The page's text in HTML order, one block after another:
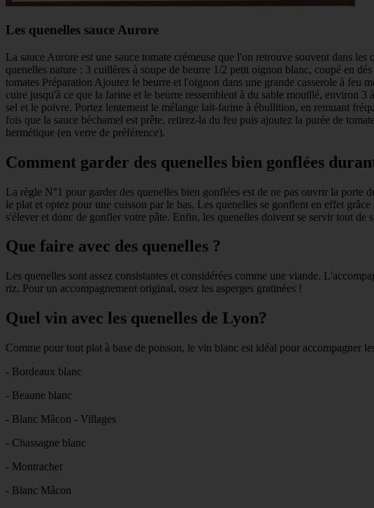
Les quenelles sauce Aurore
La sauce Aurore est une sauce tomate crémeuse que l'on retrouve souvent dans
quenelles nature : 3 cuillères à soupe de beurre 1/2 petit oignon blanc, coupé en
tomates Préparation Ajoutez le beurre et l'oignon dans une grande casserole à
cuire jusqu'à ce que la farine et le beurre ressemblent à du sable mouillé, environ
sel et le poivre. Portez lentement le mélange lait-farine à ébullition, en remuant
fois que la sauce béchamel est prête, retirez-la du feu puis ajoutez la purée de
hermétique (en verre de préférence).
Comment garder des quenelles bien gonflées
La règle N°1 pour garder des quenelles bien gonflées est de ne pas ouvrir la
le plat et optez pour une cuisson par le bas. Les quenelles se gonflent en effet
s'élever et donc de gonfler votre pâte. Enfin, les quenelles doivent se servir tout de
Que faire avec des quenelles ?
Les quenelles sont assez consistantes et considérées comme une viande.
riz. Pour un accompagnement original, osez les asperges gratinées !
Quel vin avec les quenelles de Lyon?
Comme pour tout plat à base de poisson, le vin blanc est idéal pour accompagner
- Bordeaux blanc
- Beaune blanc
- Blanc Mâcon - Villages
- Chassagne blanc
- Montrachet
- Blanc Mâcon